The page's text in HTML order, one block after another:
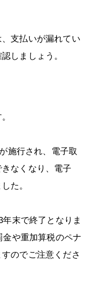
支払いが漏れてい
しましょう。
施行され、電子取
なくなり、電子
た。
末で終了となりま
や重加算税のペナ
のでご注意くださ